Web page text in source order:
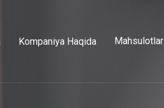
Kompaniya Haqida Mahsulotlar